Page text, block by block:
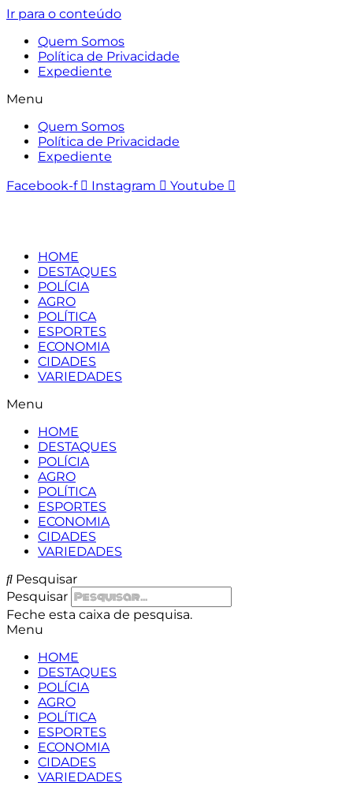
Ir para o conteúdo
Quem Somos
Política de Privacidade
Expediente
Menu
Quem Somos
Política de Privacidade
Expediente
Facebook-f
Instagram Youtube
HOME
DESTAQUES
POLÍCIA
AGRO
POLÍTICA
ESPORTES
ECONOMIA
CIDADES
VARIEDADES
Menu
HOME
DESTAQUES
POLÍCIA
AGRO
POLÍTICA
ESPORTES
ECONOMIA
CIDADES
VARIEDADES
Pesquisar
Pesquisar
Feche esta caixa de pesquisa.
Menu
HOME
DESTAQUES
POLÍCIA
AGRO
POLÍTICA
ESPORTES
ECONOMIA
CIDADES
VARIEDADES